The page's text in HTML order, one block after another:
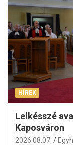
HÍREK
Lelkésszé
Kaposváron
2026.08.07.